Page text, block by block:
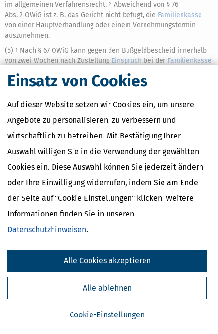
Einsatz von Cookies
Auf dieser Website setzen wir Cookies ein, um unsere
Angebote zu personalisieren, zu verbessern und
wirtschaftlich zu betreiben. Mit Bestätigung Ihrer
Auswahl willigen Sie in die Verwendung der gewählten
Cookies ein. Diese Auswahl können Sie jederzeit ändern
oder Ihre Einwilligung widerrufen, indem Sie am Ende
der Seite auf "Cookie Einstellungen" klicken. Weitere
Informationen finden Sie in unseren
Datenschutzhinweisen.
Cookie-Einstellungen
Alle ablehnen
Alle Cookies akzeptieren
im allgemeinen Verfahrensrecht. 2 Abweichend von § 76
Abs. 2 OWiG ist z. B. das Gericht nicht befugt, die Familienkasse
von einer Hauptverhandlung oder einem Vernehmungstermin
auszunehmen.
(5) 1 Nach § 67 OWiG kann gegen den Bußgeldbescheid innerhalb
von zwei Wochen nach ZustellungEinspruchbei derFamilienkasse
Auf einenEinspruchhin überprüft die BuStra-Stelle ihre
und das Verfahren einstellen oder einen neuen Bescheiderlassen,
Bescheidfesthalten, so muss sie die Sache der
Staatsanwaltschaft vorlegen.
Unterstützt diese die Auffassung
der BuStra-Stelle, so legt sie die Akten dem zuständigen
Amtsgericht vor (§ 69 Abs. 4 OWiG).
Ähnliche Themen
Krankheit, Betreuung & Pflege
ElterngeldPlus
Unterhaltshöchstbetrag